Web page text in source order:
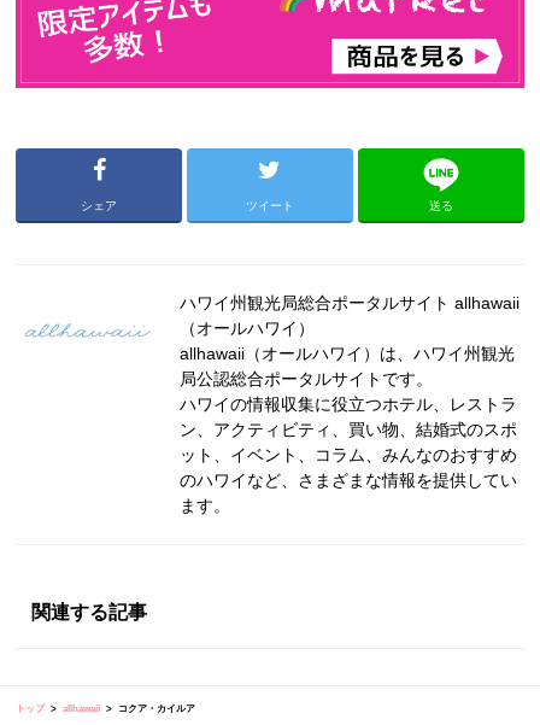
シェア ツイート 送る
ハワイ州観光局総合ポータルサイト allhawaii
（オールハワイ）
allhawaii（オールハワイ）は、ハワイ州観光
局公認総合ポータルサイトです。
ハワイの情報収集に役立つホテル、レストラ
ン、アクティビティ、買い物、結婚式のスポ
ット、イベント、コラム、みんなのおすすめ
のハワイなど、さまざまな情報を提供してい
ます。
関連する記事
トップ allhawaii コクア・カイルア